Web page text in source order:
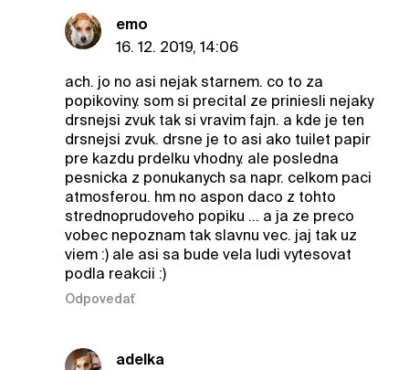
emo
16. 12. 2019, 14:06
ach. jo no asi nejak starnem. co to za
popikoviny. som si precital ze priniesli nejaky
drsnejsi zvuk tak si vravim fajn. a kde je ten
drsnejsi zvuk. drsne je to asi ako tuilet papir
pre kazdu prdelku vhodny. ale posledna
pesnicka z ponukanych sa napr. celkom paci
atmosferou. hm no aspon daco z tohto
strednoprudoveho popiku ... a ja ze preco
vobec nepoznam tak slavnu vec. jaj tak uz
viem :) ale asi sa bude vela ludi vytesovat
podla reakcii :)
Odpovedať
adelka